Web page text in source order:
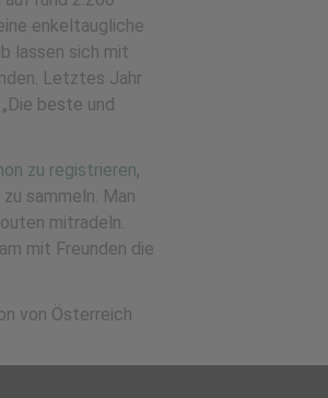
enkeltaugliche
lassen sich mit
Letztes Jahr
beste und
zu registrieren,
sammeln. Man
mitradeln.
mit Freunden die
von Österreich